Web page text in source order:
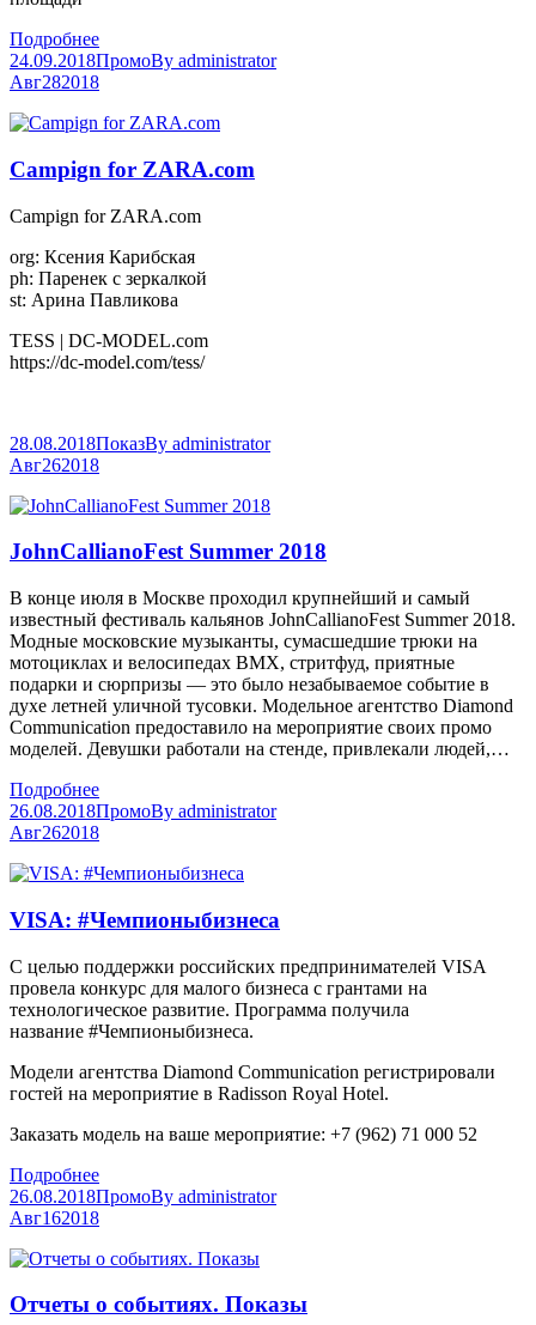
Подробнее
24.09.2018ПромоBy administrator
Авг282018
Campign for ZARA.com
Campign for ZARA.com
org: Ксения Карибская
ph: Паренек с зеркалкой
st: Арина Павликова
TESS | DC-MODEL.com
https://dc-model.com/tess/
28.08.2018ПоказBy administrator
Авг262018
JohnCallianoFest Summer 2018
В конце июля в Москве проходил крупнейший и самый
известный фестиваль кальянов JohnCallianoFest Summer 2018.
Модные московские музыканты, сумасшедшие трюки на
мотоциклах и велосипедах BMX, стритфуд, приятные
подарки и сюрпризы — это было незабываемое событие в
духе летней уличной тусовки. Модельное агентство Diamond
Communication предоставило на мероприятие своих промо
моделей. Девушки работали на стенде, привлекали людей,…
Подробнее
26.08.2018ПромоBy administrator
Авг262018
VISA: #Чемпионыбизнеса
С целью поддержки российских предпринимателей VISA
провела конкурс для малого бизнеса с грантами на
технологическое развитие. Программа получила
название #Чемпионыбизнеса.
Модели агентства Diamond Communication регистрировали
гостей на мероприятие в Radisson Royal Hotel.
Заказать модель на ваше мероприятие: +7 (962) 71 000 52
Подробнее
26.08.2018ПромоBy administrator
Авг162018
Отчеты о событиях. Показы